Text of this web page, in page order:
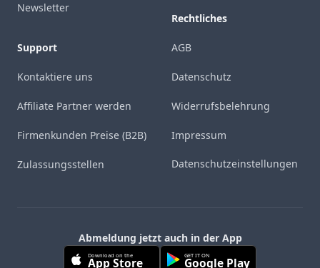
Newsletter
Support
Kontaktiere uns
Affiliate Partner werden
Firmenkunden Preise (B2B)
Zulassungsstellen
Rechtliches
AGB
Datenschutz
Widerrufsbelehrung
Impressum
Datenschutzeinstellungen
Abmeldung jetzt auch in der App
Download on the
App Store GET IT ON
Google Play